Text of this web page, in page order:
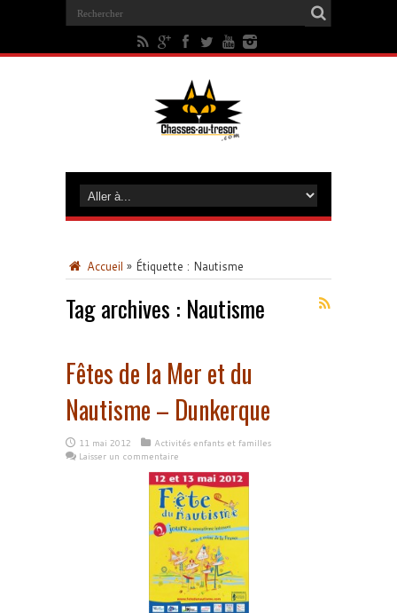
Accueil » Étiquette : Nautisme
Tag archives : Nautisme
Fêtes de la Mer et du
Nautisme – Dunkerque
11 mai 2012
Activités enfants et familles
Laisser un commentaire